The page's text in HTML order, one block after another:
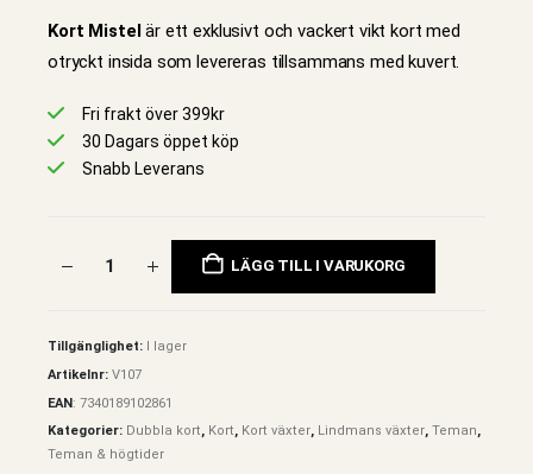
Kort Mistelär ett exklusivt och vackert vikt kort med
otryckt insida som levereras tillsammans med kuvert.
Fri frakt över 399kr
30 Dagars öppet köp
Snabb Leverans
LÄGG TILL I VARUKORG
Tillgänglighet:
I lager
Artikelnr: V107
EAN: 7340189102861
Kategorier: Dubbla kort, Kort, Kort växter, Lindmans växter, Teman,
Teman & högtider